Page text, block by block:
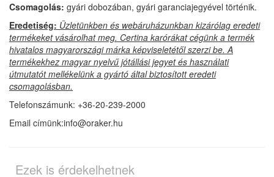
Csomagolás: gyári dobozában, gyári garanciajegyével történik.
Eredetiség: Üzletünkben és webáruházunkban kizárólag eredeti
termékeket vásárolhat meg. Certina karórákat cégünk a termék
hivatalos magyarországi márka képviseletétől szerzi be. A
termékekhez magyar nyelvű jótállási jegyet és használati
útmutatót mellékelünk a gyártó által biztosított eredeti
csomagolásban.
Telefonszámunk: +36-20-239-2000
Email címünk:info@oraker.hu
Ezek is érdekelhetnek